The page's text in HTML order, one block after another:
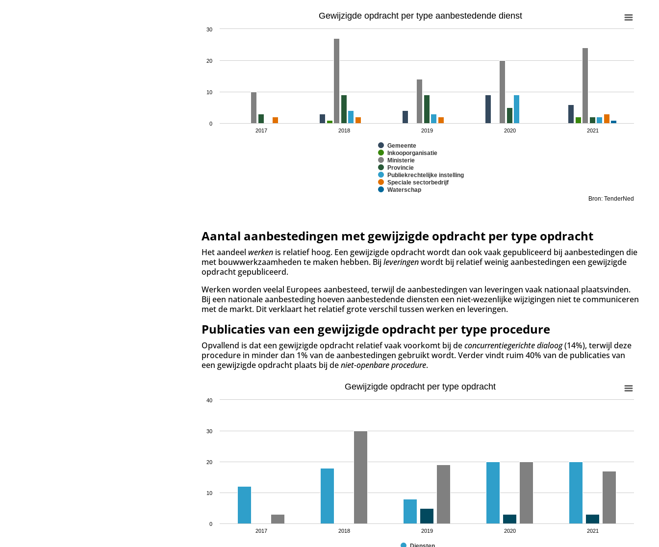
Gewijzigde opdracht per type aanbestedende dienst
Gemeente
Inkooporganisatie
Ministerie
Provincie
Publiekrechtelijke instelling
Speciale sectorbedrijf
Waterschap
2017 2018 2019 2020 2021
0
10
20
30
Bron: TenderNed
Aantal aanbestedingen met gewijzigde opdracht per type opdracht
Het aandeel werken is relatief hoog. Een gewijzigde opdracht wordt dan ook vaak gepubliceerd bij aanbestedingen die
met bouwwerkzaamheden te maken hebben. Bijleveringenwordt bij relatief weinig aanbestedingen een gewijzigde
opdracht gepubliceerd.
Werken worden veelal Europees aanbesteed, terwijl de aanbestedingen van leveringen vaak nationaal plaatsvinden.
Bij een nationale aanbesteding hoeven aanbestedende diensten een niet-wezenlijke wijzigingen niet te communiceren
met de markt. Dit verklaart het relatief grote verschil tussen werken en leveringen.
Publicaties van een gewijzigde opdracht per type procedure
Opvallend is dat een gewijzigde opdracht relatief vaak voorkomt bij deconcurrentiegerichte dialoog(14%), terwijl deze
procedure in minder dan 1% van de aanbestedingen gebruikt wordt. Verder vindt ruim 40% van de publicaties van
een gewijzigde opdracht plaats bij deniet-openbare procedure.
Gewijzigde opdracht per type opdracht
2017 2018 2019 2020 2021
0
10
20
30
40